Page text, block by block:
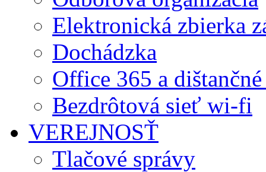
Elektronická zbierka
Dochádzka
Office 365 a
Bezdrôtová sieť wi-fi
VEREJNOSŤ
Tlačové správy